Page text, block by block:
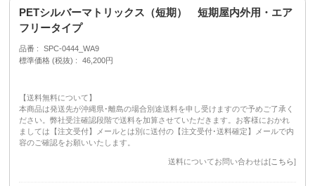
PETシルバーマトリックス（短期） 短期屋内外用・エア
フリータイプ
品番
SPC-0444_WA9
標準価格 (税抜)
46,200円
【送料無料について】
本商品は発送先が沖縄県･離島の場合別途送料を申し受けますので予めご了承く
ださい。弊社受注確認段階で送料を加算させていただきます。お客様におかれ
ましては【注文受付】メールとは別に送付の【注文受付･送料確定】メールで内
容のご確認をお願いいたします。
送料についてお問い合わせは[こちら]